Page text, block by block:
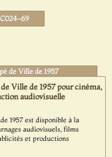
69
de Ville de 1957
Ville de 1957 pour cinéma,
audiovisuelle
1957 est disponible à la
audiovisuels, films
et productions